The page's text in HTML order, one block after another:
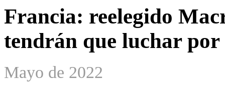
Francia: reelegido
tendrán que luchar por
Mayo de 2022